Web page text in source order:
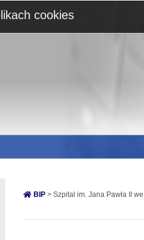
BIP > Szpital im. Jana Pawła II
cookies